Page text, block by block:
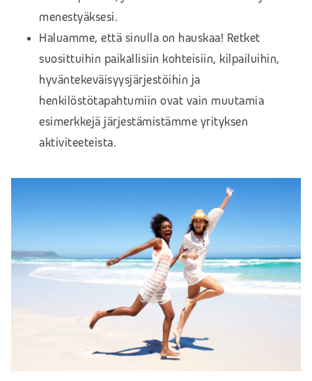
menestyäksesi.
Haluamme, että sinulla on hauskaa! Retket
suosittuihin paikallisiin kohteisiin, kilpailuihin,
hyväntekeväisyysjärjestöihin ja
henkilöstötapahtumiin ovat vain muutamia
esimerkkejä järjestämistämme yrityksen
aktiviteeteista.